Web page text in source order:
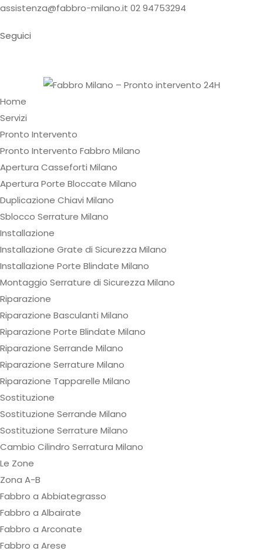
assistenza@fabbro-milano.it 02 94753294
Seguici
Home
Servizi
Pronto Intervento
Pronto Intervento Fabbro Milano
Apertura Casseforti Milano
Apertura Porte Bloccate Milano
Duplicazione Chiavi Milano
Sblocco Serrature Milano
Installazione
Installazione Grate di Sicurezza Milano
Installazione Porte Blindate Milano
Montaggio Serrature di Sicurezza Milano
Riparazione
Riparazione Basculanti Milano
Riparazione Porte Blindate Milano
Riparazione Serrande Milano
Riparazione Serrature Milano
Riparazione Tapparelle Milano
Sostituzione
Sostituzione Serrande Milano
Sostituzione Serrature Milano
Cambio Cilindro Serratura Milano
Le Zone
Zona A-B
Fabbro a Abbiategrasso
Fabbro a Albairate
Fabbro a Arconate
Fabbro a Arese